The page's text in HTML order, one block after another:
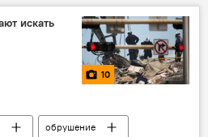
искать
10
обрушение